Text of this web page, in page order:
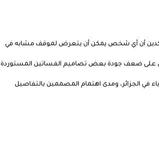
أن أي شخص يمكن أن يتعرض لموقف مشابه في
على ضعف جودة بعض تصاميم الفساتين المستوردة
في الجزائر، ومدى اهتمام المصممين بالتفاصيل